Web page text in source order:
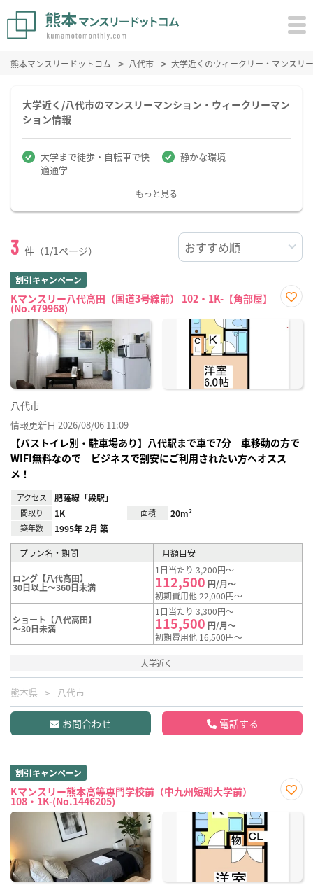
熊本マンスリードットコム 八代市 大学近くのウィークリー・マンスリ
大学近く/八代市のマンスリーマンション・ウィークリーマン
ション情報
大学まで徒歩・自転車で快
適通学
静かな環境
もっと見る
3 件（1/1ページ）
割引キャンペーン
Kマンスリー八代高田（国道3号線前） 102・1K-【角部屋】
(No.479968)
に入
り登
八代市
情報更新日 2026/08/06 11:09
【バストイレ別・駐車場あり】八代駅まで車で7分 車移動の方で
WIFI無料なので ビジネスで割安にご利用されたい方へオスス
メ！
アクセス 肥薩線「段駅」
間取り 1K 面積 20m²
築年数 1995年 2月 築
プラン名・期間 月額目安
ロング【八代高田】
30日以上～360日未満
1日当たり 3,200円～
112,500 円/月～
初期費用他 22,000円～
ショート【八代高田】
～30日未満
1日当たり 3,300円～
115,500 円/月～
初期費用他 16,500円～
大学近く
熊本県 八代市
お問合わせ 電話する
割引キャンペーン
Kマンスリー熊本高等専門学校前（中九州短期大学前）
108・1K-(No.1446205)
に入